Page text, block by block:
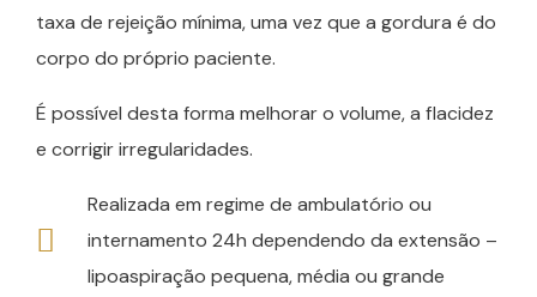
taxa de rejeição mínima, uma vez que a gordura é do
corpo do próprio paciente.
É possível desta forma melhorar o volume, a flacidez
e corrigir irregularidades.
Realizada em regime de ambulatório ou
internamento 24h dependendo da extensão –
lipoaspiração pequena, média ou grande